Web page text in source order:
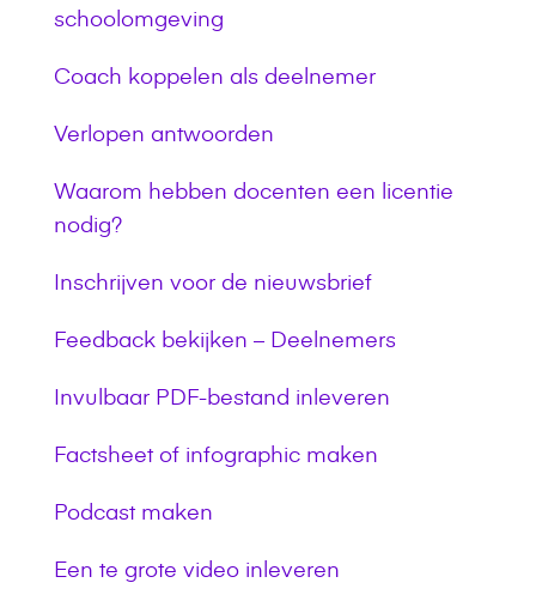
schoolomgeving
Coach koppelen als deelnemer
Verlopen antwoorden
Waarom hebben docenten een licentie
nodig?
Inschrijven voor de nieuwsbrief
Feedback bekijken – Deelnemers
Invulbaar PDF-bestand inleveren
Factsheet of infographic maken
Podcast maken
Een te grote video inleveren